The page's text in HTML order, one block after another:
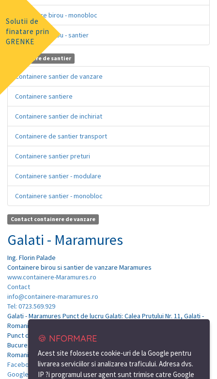
Containere birou - monobloc
Containere birou - santier
Containere de santier
Containere santier de vanzare
Containere santiere
Containere santier de inchiriat
Containere de santier transport
Containere santier preturi
Containere santier - modulare
Containere santier - monobloc
Contact containere de vanzare
Galati - Maramures
Ing. Florin Palade
Containere birou si santier de vanzare Maramures
www.containere-Maramures.ro
Contact
info@containere-maramures.ro
Tel: 0723.569.929
Galati - Maramures Punct de lucru Galati: Calea Prutului Nr. 11, Galati -
Romania
Punct de lucru Bucuresti: Soseaua de centura, nr.12, km.7, Tunari-
Bucuresti
Romania
Facebook
Google Plus
Solutii de
finatare prin
GRENKE
🍪 NFORMARE
Acest site foloseste cookie-uri de la Google pentru
livrarea serviciilor si analizarea traficului. Adresa dvs.
IP ?i programul user agent sunt trimise catre Google